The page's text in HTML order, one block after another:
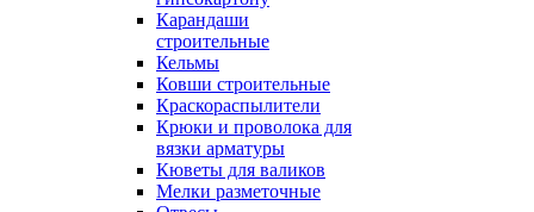
Карандаши
строительные
Кельмы
Ковши строительные
Краскораспылители
Крюки и проволока для
вязки арматуры
Кюветы для валиков
Мелки разметочные